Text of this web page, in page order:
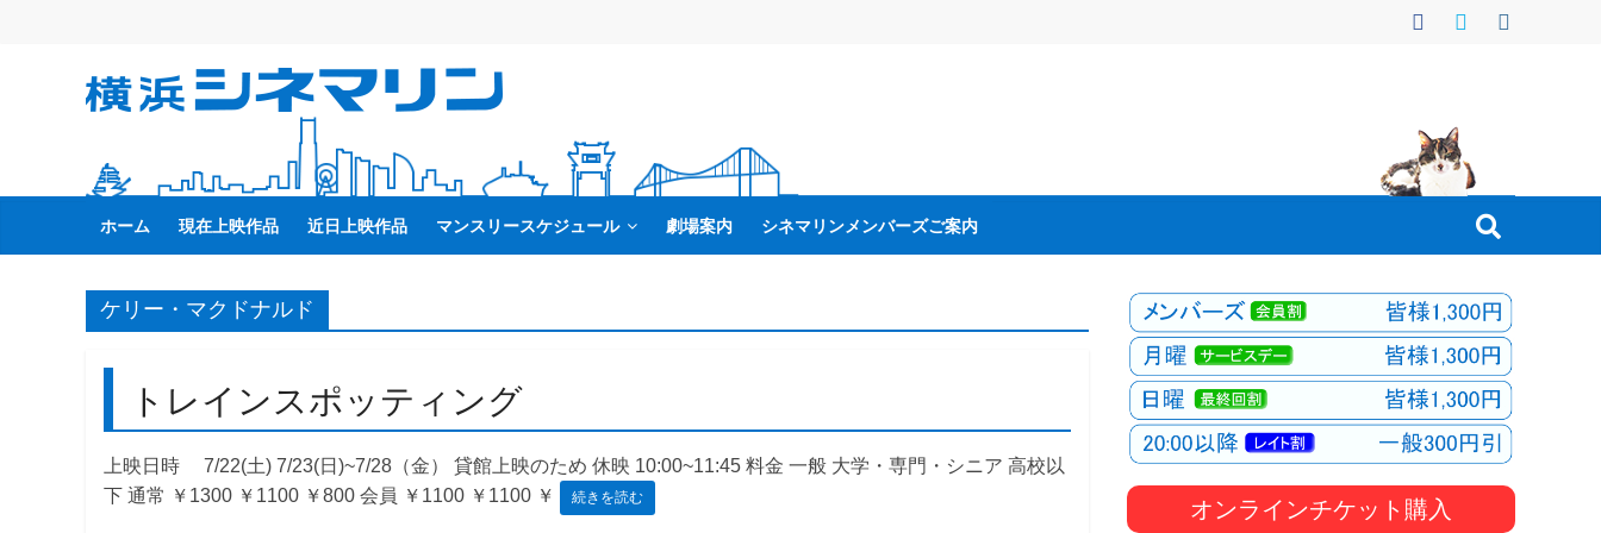
ス
ッ
横
浜
シ
ネ
マ
リ
ン
ホーム 現在上映作品 近日上映作品 マンスリースケジュール 劇場案内 シネマリンメンバーズご案内
ケリー・マクドナルド
トレインスポッティング
上映日時 7/22(土) 7/23(日)~7/28（金） 貸館上映のため 休映 10:00~11:45 料金 一般 大学・専門・シニア 高校以
下 通常 ￥1300 ￥1100 ￥800 会員 ￥1100 ￥1100 ￥
続きを読む オンラインチケット購入